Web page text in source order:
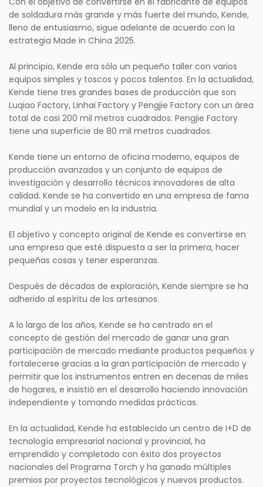
de soldadura más grande y más fuerte del mundo, Kende,
lleno de entusiasmo, sigue adelante de acuerdo con la
estrategia Made in China 2025.
Al principio, Kende era sólo un pequeño taller con varios
equipos simples y toscos y pocos talentos. En la actualidad,
Kende tiene tres grandes bases de producción que son
Luqiao Factory, Linhai Factory y Pengjie Factory con un área
total de casi 200 mil metros cuadrados. Pengjie Factory
tiene una superficie de 80 mil metros cuadrados.
Kende tiene un entorno de oficina moderno, equipos de
producción avanzados y un conjunto de equipos de
investigación y desarrollo técnicos innovadores de alta
calidad. Kende se ha convertido en una empresa de fama
mundial y un modelo en la industria.
El objetivo y concepto original de Kende es convertirse en
una empresa que esté dispuesta a ser la primera, hacer
pequeñas cosas y tener esperanzas.
Después de décadas de exploración, Kende siempre se ha
adherido al espíritu de los artesanos.
A lo largo de los años, Kende se ha centrado en el
concepto de gestión del mercado de ganar una gran
participación de mercado mediante productos pequeños y
fortalecerse gracias a la gran participación de mercado y
permitir que los instrumentos entren en decenas de miles
de hogares, e insistió en el desarrollo haciendo innovación
independiente y tomando medidas prácticas.
En la actualidad, Kende ha establecido un centro de I+D de
tecnología empresarial nacional y provincial, ha
emprendido y completado con éxito dos proyectos
nacionales del Programa Torch y ha ganado múltiples
premios por proyectos tecnológicos y nuevos productos.